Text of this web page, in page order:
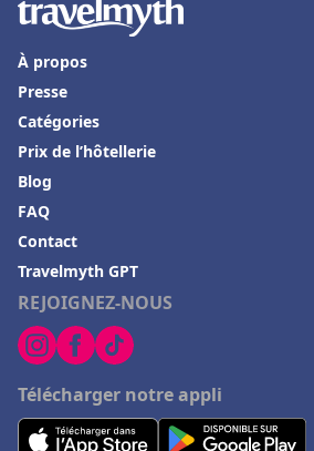
REJOIGNEZ-NOUS
Télécharger notre appli
À propos
Presse
Catégories
Prix de l’hôtellerie
Blog
FAQ
Contact
Travelmyth GPT